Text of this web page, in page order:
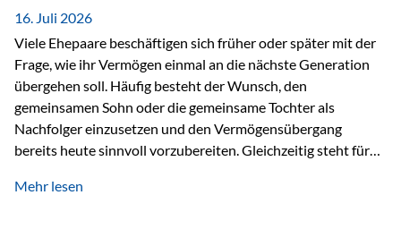
16. Juli 2026
Viele Ehepaare beschäftigen sich früher oder später mit der
Frage, wie ihr Vermögen einmal an die nächste Generation
übergehen soll. Häufig besteht der Wunsch, den
gemeinsamen Sohn oder die gemeinsame Tochter als
Nachfolger einzusetzen und den Vermögensübergang
bereits heute sinnvoll vorzubereiten. Gleichzeitig steht für
passiert, wenn einer der beiden verstirbt? Der überlebende
Mehr lesen